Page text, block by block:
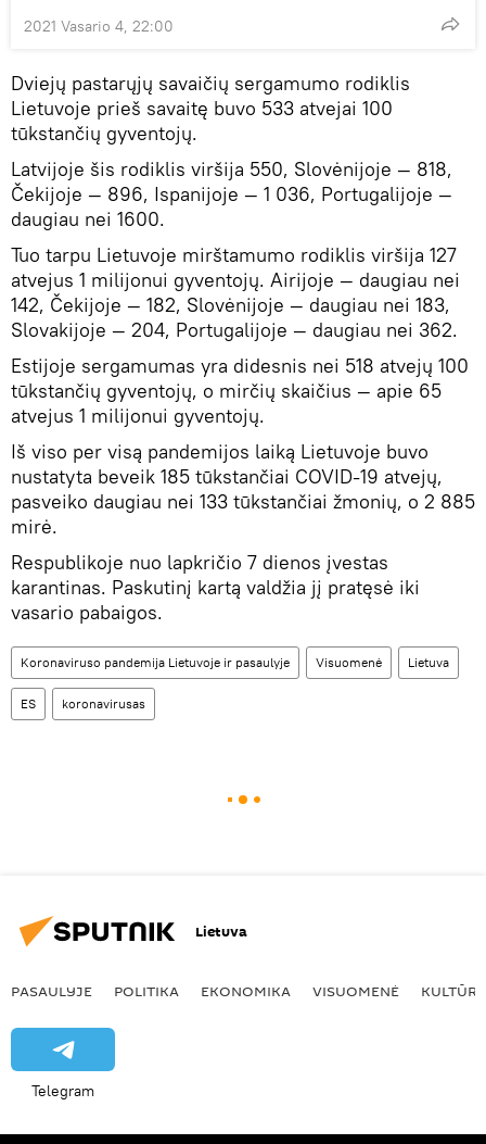
2021 Vasario 4, 22:00
Dviejų pastarųjų savaičių sergamumo rodiklis
Lietuvoje prieš savaitę buvo 533 atvejai 100
tūkstančių gyventojų.
Latvijoje šis rodiklis viršija 550, Slovėnijoje — 818,
Čekijoje — 896, Ispanijoje — 1 036, Portugalijoje —
daugiau nei 1600.
Tuo tarpu Lietuvoje mirštamumo rodiklis viršija 127
atvejus 1 milijonui gyventojų. Airijoje — daugiau nei
142, Čekijoje — 182, Slovėnijoje — daugiau nei 183,
Slovakijoje — 204, Portugalijoje — daugiau nei 362.
Estijoje sergamumas yra didesnis nei 518 atvejų 100
tūkstančių gyventojų, o mirčių skaičius — apie 65
atvejus 1 milijonui gyventojų.
Iš viso per visą pandemijos laiką Lietuvoje buvo
nustatyta beveik 185 tūkstančiai COVID-19 atvejų,
pasveiko daugiau nei 133 tūkstančiai žmonių, o 2 885
mirė.
Respublikoje nuo lapkričio 7 dienos įvestas
karantinas. Paskutinį kartą valdžia jį pratęsė iki
vasario pabaigos.
Koronaviruso pandemija Lietuvoje ir pasaulyje Visuomenė Lietuva
ES koronavirusas
Lietuva
PASAULYJE POLITIKA EKONOMIKA VISUOMENĖ KULTŪRA
Telegram